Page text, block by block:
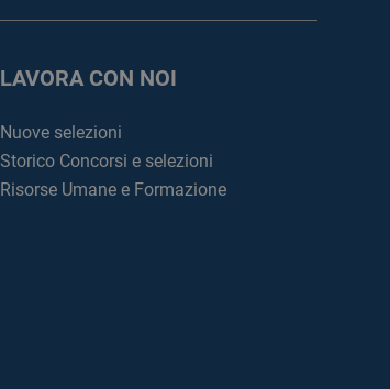
LAVORA CON NOI
Nuove selezioni
Storico Concorsi e selezioni
Risorse Umane e Formazione